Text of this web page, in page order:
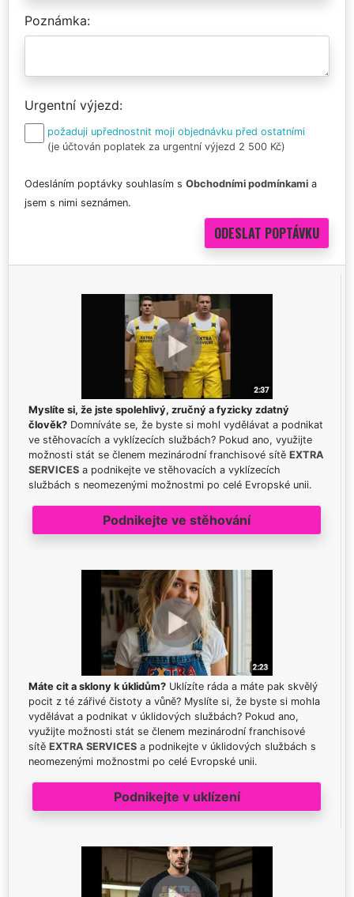
Poznámka
Urgentní výjezd
požaduji upřednostnit moji objednávku před ostatními
(je účtován poplatek za urgentní výjezd 2 500 Kč)
Odesláním poptávky souhlasím s Obchodními podmínkami a
jsem s nimi seznámen.
Myslíte si, že jste spolehlivý, zručný a fyzicky zdatný
člověk? Domníváte se, že byste si mohl vydělávat a podnikat
ve stěhovacích a vyklízecích službách? Pokud ano, využijte
možnosti stát se členem mezinárodní franchisové sítě EXTRA
SERVICES a podnikejte ve stěhovacích a vyklízecích
službách s neomezenými možnostmi po celé Evropské unii.
Podnikejte ve stěhování
Máte cit a sklony k úklidům? Uklízíte ráda a máte pak skvělý
pocit z té zářivé čistoty a vůně? Myslíte si, že byste si mohla
vydělávat a podnikat v úklidových službách? Pokud ano,
využijte možnosti stát se členem mezinárodní franchisové
sítě EXTRA SERVICES a podnikejte v úklidových službách s
neomezenými možnostmi po celé Evropské unii.
Podnikejte v uklízení